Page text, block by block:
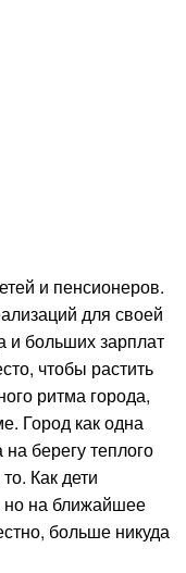
и пенсионеров.
для своей
и больших зарплат
чтобы растить
ритма города,
Город как одна
берегу теплого
Как дети
на ближайшее
больше никуда